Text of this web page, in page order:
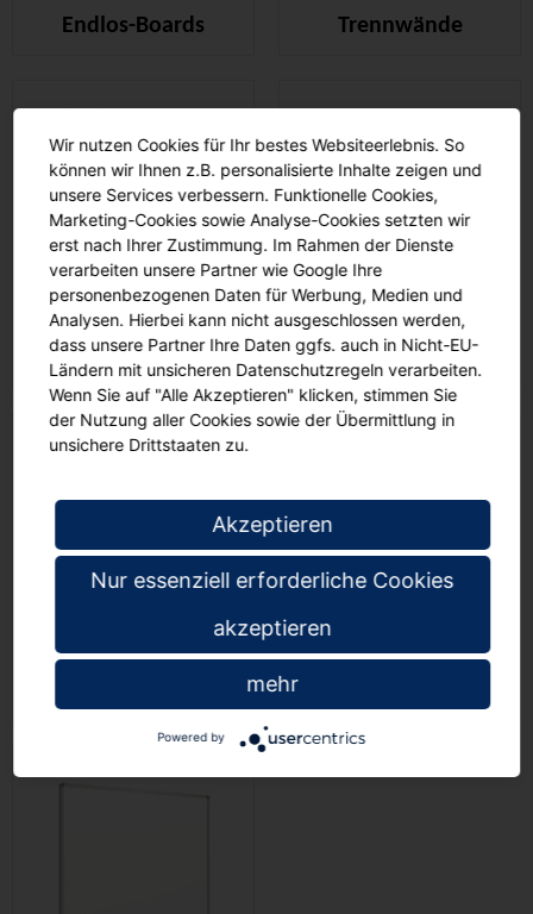
Endlos-Boards Trennwände
Trennwände Sets Wandtafeln Blau
Wir nutzen Cookies für Ihr bestes Websiteerlebnis. So
können wir Ihnen z.B. personalisierte Inhalte zeigen und
unsere Services verbessern. Funktionelle Cookies,
Marketing-Cookies sowie Analyse-Cookies setzten wir
erst nach Ihrer Zustimmung. Im Rahmen der Dienste
verarbeiten unsere Partner wie Google Ihre
personenbezogenen Daten für Werbung, Medien und
Analysen. Hierbei kann nicht ausgeschlossen werden,
dass unsere Partner Ihre Daten ggfs. auch in Nicht-EU-
Ländern mit unsicheren Datenschutzregeln verarbeiten.
Wenn Sie auf "Alle Akzeptieren" klicken, stimmen Sie
der Nutzung aller Cookies sowie der Übermittlung in
unsichere Drittstaaten zu.
Akzeptieren
Nur essenziell erforderliche Cookies
akzeptieren
mehr
Powered by